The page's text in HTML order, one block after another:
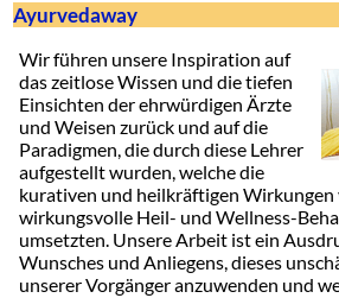
Ayurvedaway
Wir führen unsere Inspiration auf
das zeitlose Wissen und die tiefen
Einsichten der ehrwürdigen Ärzte
und Weisen zurück und auf die
Paradigmen, die durch diese Lehrer
aufgestellt wurden, welche die
kurativen und heilkräftigen Wirkungen
wirkungsvolle Heil- und Wellness-
umsetzten. Unsere Arbeit ist ein
Wunsches und Anliegens, dieses
unserer Vorgänger anzuwenden und